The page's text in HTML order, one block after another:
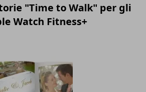
"Time to Walk" per gli
Watch Fitness+